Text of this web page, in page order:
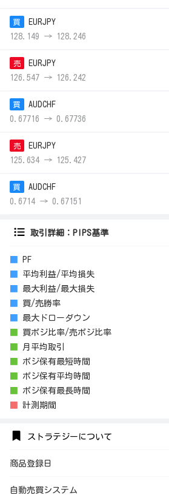
買
EURJPY
128.149 → 128.246
売
EURJPY
126.547 → 126.242
買
AUDCHF
0.67716 → 0.67736
売
EURJPY
125.634 → 125.427
買
AUDCHF
0.6714 → 0.67151
取引詳細：PIPS基準
PF
平均利益/平均損失
最大利益/最大損失
買/売勝率
最大ドローダウン
買ポジ比率/売ポジ比率
月平均取引
ポジ保有最短時間
ポジ保有平均時間
ポジ保有最長時間
計測期間
ストラテジーについて
商品登録日
自動売買システム